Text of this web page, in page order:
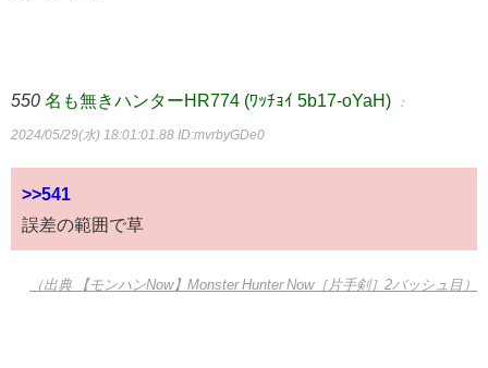
550 名も無きハンターHR774 (ﾜｯﾁｮｲ 5b17-oYaH) ：
2024/05/29(水) 18:01:01.88 ID:mvrbyGDe0
>>541
誤差の範囲で草
（出典 【モンハンNow】Monster Hunter Now［片手剣］2バッシュ目）